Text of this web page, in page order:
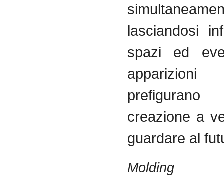
lasciandosi
spazi ed
creazione a
guardare al
Molding